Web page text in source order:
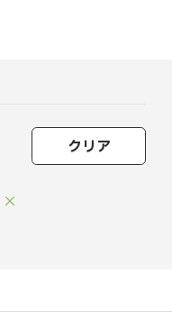
クリア